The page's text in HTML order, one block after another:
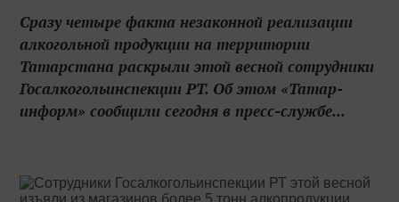
Сразу четыре факта незаконной реализации
алкогольной продукции на территории
Татарстана раскрыли этой весной сотрудники
Госалкогольинспекции РТ. Об этом «Татар-
информ» сообщили сегодня в пресс-службе...